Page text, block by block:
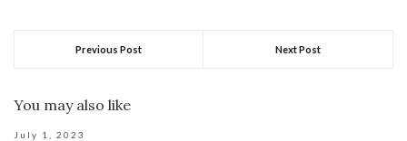
Previous Post Next Post
You may also like
July 1, 2023